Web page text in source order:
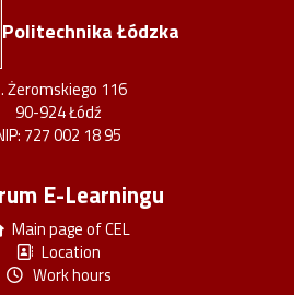
Politechnika Łódzka
Żeromskiego 116
90-924 Łódź
727 002 18 95
E-Learningu
Main page of CEL
Location
Work hours